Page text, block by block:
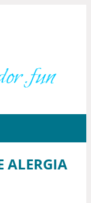
ALERGIA